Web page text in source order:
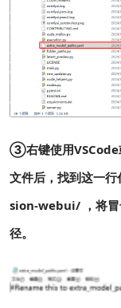
③右键使用VSCode
文件后，找到这一
sion-webui/ ，将冒
径。